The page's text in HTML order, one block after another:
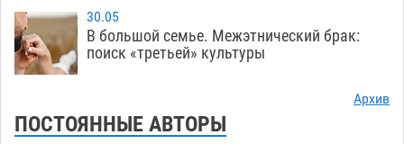
30.05
В большой семье. Межэтнический брак:
поиск «третьей» культуры
Архив
ПОСТОЯННЫЕ АВТОРЫ